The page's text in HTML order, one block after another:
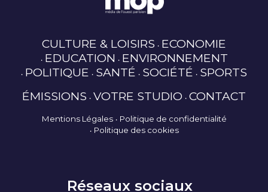
CULTURE & LOISIRS ECONOMIE
EDUCATION ENVIRONNEMENT
POLITIQUE SANTÉ SOCIÉTÉ SPORTS
ÉMISSIONS VOTRE STUDIO CONTACT
Mentions Légales
Politique de confidentialité
Politique des cookies
Réseaux sociaux